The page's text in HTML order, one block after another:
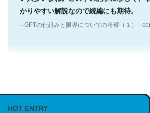
かりやすい解説なので続編にも期待。
─GPTの仕組みと限界についての考察（１） -
説してる記事が少ないので貴重な良記事
https://isobe324649.hatenablog.com/
HOT ENTRY